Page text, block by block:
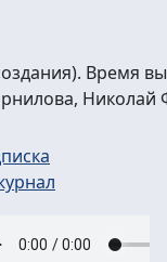
Время